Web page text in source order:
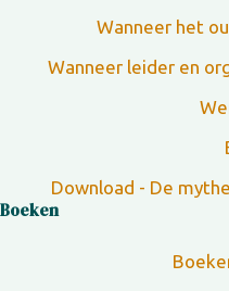
Wanneer het
Wanneer leider en
Download - De
Boeken